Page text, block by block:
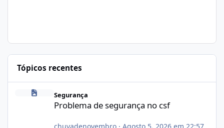
Tópicos recentes
Segurança
Problema de segurança no csf